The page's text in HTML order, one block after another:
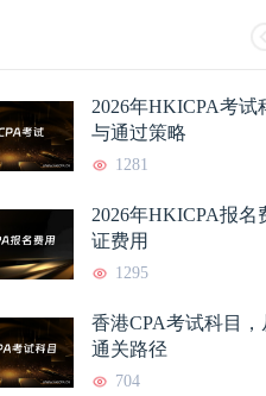
2026年HKICPA考试
与通过策略
1281
2026年HKICPA报名
证费用
1295
香港CPA考试科目
通关路径
704
2026-05-03
2026-04-30
2026-04-30
HKICPA是什么
HKICPA证书有
香港注册会计师
香港注册会计师
香港注册会计师